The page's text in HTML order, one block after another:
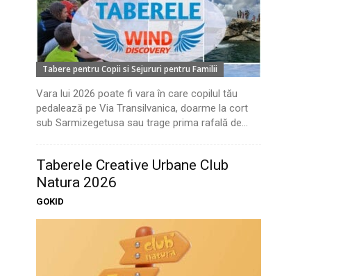
Tabere pentru Copii si Sejururi pentru Familii
Vara lui 2026 poate fi vara în care copilul tău
pedalează pe Via Transilvanica, doarme la cort
sub Sarmizegetusa sau trage prima rafală de...
Taberele Creative Urbane Club
Natura 2026
GOKID